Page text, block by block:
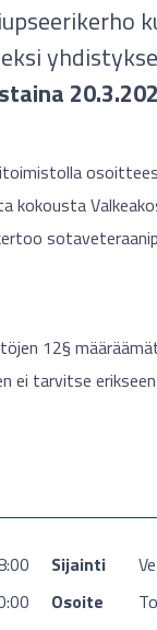
kokousta
12§
ei tarvitse
Sijainti
Osoite